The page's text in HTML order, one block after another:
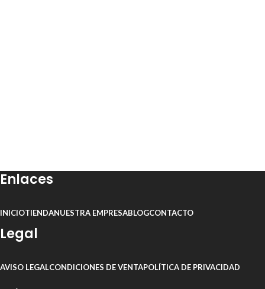
Enlaces
INICIOTIENDANUESTRA EMPRESABLOGCONTACTO
Legal
AVISO LEGALCONDICIONES DE VENTAPOLÍTICA DE PRIVACIDAD